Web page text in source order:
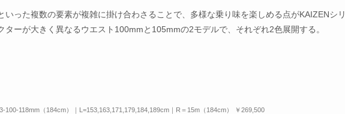
った複数の要素が複雑に掛け合わさることで、多様な乗り味を楽しめる点がKAIZENシ
ーが大きく異なるウエスト100mmと105mmの2モデルで、それぞれ2色展開する。
100-118mm（184cm）｜L=153,163,171,179,184,189cm｜R＝15m（184cm） ￥269,500